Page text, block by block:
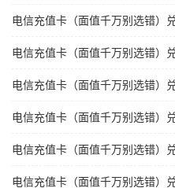
电信充值卡（面值千万别选错）
电信充值卡（面值千万别选错）
电信充值卡（面值千万别选错）
电信充值卡（面值千万别选错）
电信充值卡（面值千万别选错）
电信充值卡（面值千万别选错）